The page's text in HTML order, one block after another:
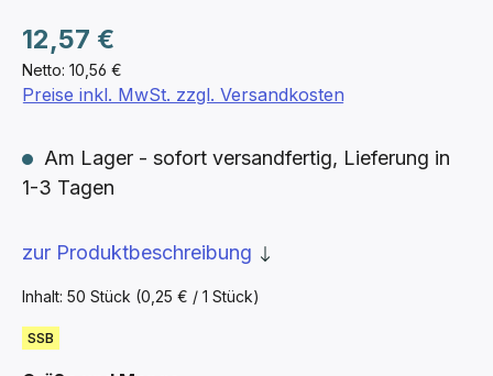
Netto: 10,56 €
Regulärer Preis:
12,57 €
Inhalt: 50 Stück (0,25 € / 1 Stück)
Preise inkl. MwSt. zzgl. Versandkosten
Am Lager - sofort versandfertig, Lieferung in
1-3 Tagen
SSB
zur Produktbeschreibung